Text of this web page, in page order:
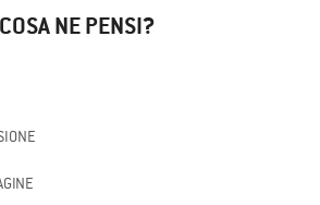
COSA NE PENSI?